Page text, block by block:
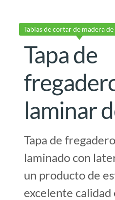
Tablas de cortar de madera
Tapa de
laminar
Tapa de
laminado con
un producto de
excelente calidad